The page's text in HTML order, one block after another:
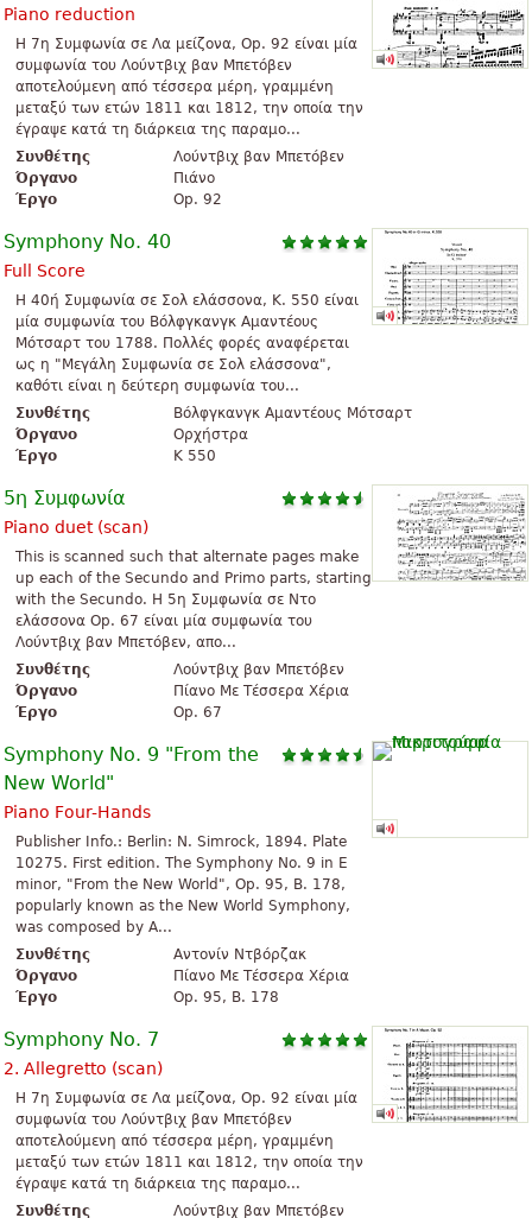
Piano reduction
Η 7η Συμφωνία σε Λα μείζονα, Op. 92 είναι μία
συμφωνία του Λούντβιχ βαν Μπετόβεν
αποτελούμενη από τέσσερα μέρη, γραμμένη
μεταξύ των ετών 1811 και 1812, την οποία την
έγραψε κατά τη διάρκεια της παραμο...
Συνθέτης
Λούντβιχ βαν Μπετόβεν
Όργανο
Πιάνο
Έργο
Op. 92
Symphony No. 40
Full Score
H 40ή Συμφωνία σε Σολ ελάσσονα, K. 550 είναι
μία συμφωνία του Βόλφγκανγκ Αμαντέους
Μότσαρτ του 1788. Πολλές φορές αναφέρεται
ως η "Μεγάλη Συμφωνία σε Σολ ελάσσονα",
καθότι είναι η δεύτερη συμφωνία του...
Συνθέτης
Βόλφγκανγκ Αμαντέους Μότσαρτ
Όργανο
Ορχήστρα
Έργο
K 550
5η Συμφωνία
Piano duet (scan)
This is scanned such that alternate pages make
up each of the Secundo and Primo parts, starting
with the Secundo. H 5η Συμφωνία σε Ντο
ελάσσονα Op. 67 είναι μία συμφωνία του
Λούντβιχ βαν Μπετόβεν, απο...
Συνθέτης
Λούντβιχ βαν Μπετόβεν
Όργανο
Πίανο Με Τέσσερα Χέρια
Έργο
Op. 67
Symphony No. 9 "From the
New World"
Piano Four-Hands
Publisher Info.: Berlin: N. Simrock, 1894. Plate
10275. First edition. The Symphony No. 9 in E
minor, "From the New World", Op. 95, B. 178,
popularly known as the New World Symphony,
was composed by A...
Συνθέτης
Αντονίν Ντβόρζακ
Όργανο
Πίανο Με Τέσσερα Χέρια
Έργο
Op. 95, B. 178
Symphony No. 7
2. Allegretto (scan)
Η 7η Συμφωνία σε Λα μείζονα, Op. 92 είναι μία
συμφωνία του Λούντβιχ βαν Μπετόβεν
αποτελούμενη από τέσσερα μέρη, γραμμένη
μεταξύ των ετών 1811 και 1812, την οποία την
έγραψε κατά τη διάρκεια της παραμο...
Συνθέτης
Λούντβιχ βαν Μπετόβεν